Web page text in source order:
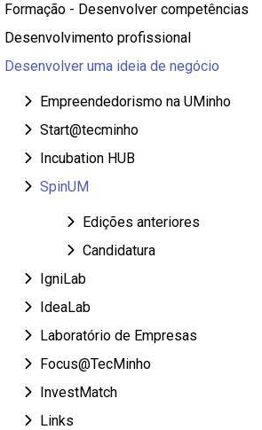
Formação - Desenvolver competências
Desenvolvimento profissional
Desenvolver uma ideia de negócio
Empreendedorismo na UMinho
Start@tecminho
Incubation HUB
SpinUM
Edições anteriores
Candidatura
IgniLab
IdeaLab
Laboratório de Empresas
Focus@TecMinho
InvestMatch
Links